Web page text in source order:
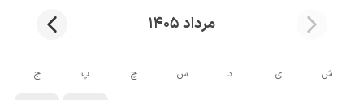
مرداد 1405
ش ی د س چ پ ج